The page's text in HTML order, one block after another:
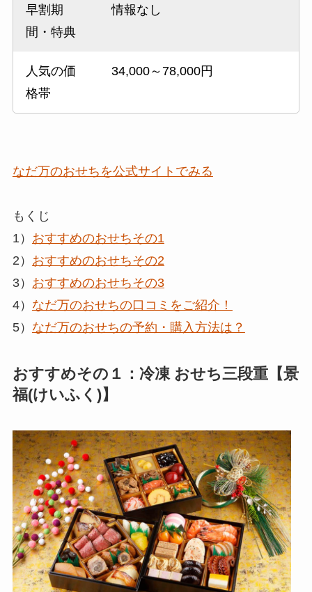
早割期
間・特典
情報なし
人気の価
格帯
34,000～78,000円
なだ万のおせちを公式サイトでみる
もくじ
1） おすすめのおせちその1
2） おすすめのおせちその2
3） おすすめのおせちその3
4） なだ万のおせちの口コミをご紹介！
5） なだ万のおせちの予約・購入方法は？
おすすめその１：冷凍 おせち三段重【景
福(けいふく)】